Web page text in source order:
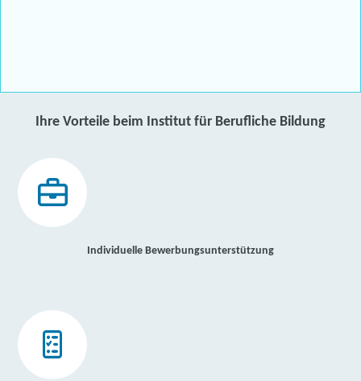
Ihre Vorteile beim Institut für Berufliche Bildung
Individuelle Bewerbungsunterstützung